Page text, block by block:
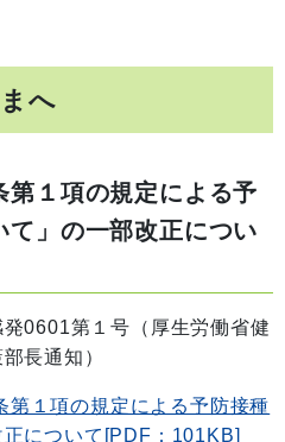
へ
第１項の規定による予
て」の一部改正につい
0601第１号（厚生労働省健
長通知）
第１項の規定による予防接種
について[PDF：101KB]